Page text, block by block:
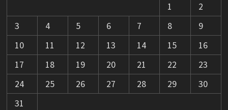
1
2
3
4 5 6 7 8
9
10
11 12 13 14 15
16
17
18 19 20 21 22
23
24
25 26 27 28 29
30
31